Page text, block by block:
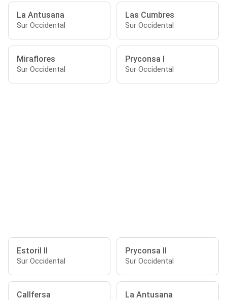
La Antusana
Sur Occidental
Las Cumbres
Sur Occidental
Miraflores
Sur Occidental
Pryconsa I
Sur Occidental
Estoril II
Sur Occidental
Pryconsa II
Sur Occidental
Callfersa La Antusana